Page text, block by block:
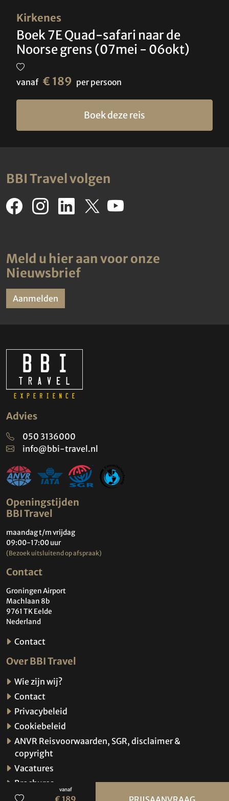
Kirkenes
Boek 7E Quad-safari naar de
Noorse grens (07mei - 06okt)
vanaf € 189 per persoon
Boek deze reis
vanaf
BBI Travel volgen
Meld u hier aan voor onze
Nieuwsbrief
Aanmelden
Advies
050 3136000
info@bbi-travel.nl
Openingstijden
BBI Travel
maandag t/m vrijdag
09:00-17:00 uur
(Bezoek uitsluitend op afspraak)
Contact
Groningen Airport
Machlaan 8b
9761 TK Eelde
Nederland
Contact
Over BBI Travel
Wie zijn wij?
Contact
Privacybeleid
Cookiebeleid
ANVR Reisvoorwaarden, SGR, disclaimer &
copyright
Vacatures
Brochures
Verzekeringen